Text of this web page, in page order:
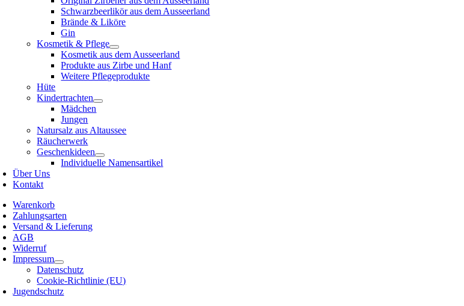
Schwarzbeerlikör aus dem Ausseerland
Brände & Liköre
Gin
Kosmetik & Pflege
Kosmetik aus dem Ausseerland
Produkte aus Zirbe und Hanf
Weitere Pflegeprodukte
Hüte
Kindertrachten
Mädchen
Jungen
Natursalz aus Altaussee
Räucherwerk
Geschenkideen
Individuelle Namensartikel
Über Uns
Kontakt
Warenkorb
Zahlungsarten
Versand & Lieferung
AGB
Widerruf
Impressum
Datenschutz
Cookie-Richtlinie (EU)
Jugendschutz